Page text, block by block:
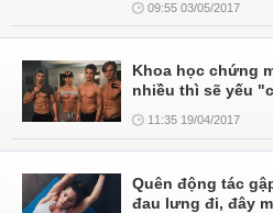
09:55 03/05/2017
Khoa học chứng
nhiều thì sẽ yếu
11:35 19/04/2017
Quên động tác
đau lưng đi, đây